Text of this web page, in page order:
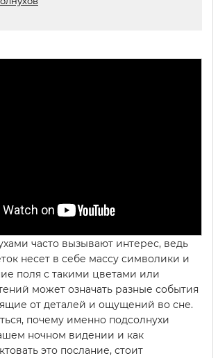
часто вызывают интерес, ведь
несет в себе массу символики и
поля с такими цветами или
может означать разные события
от деталей и ощущений во сне.
почему именно подсолнухи
ночном видении и как
это послание, стоит